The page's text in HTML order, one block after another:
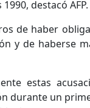
destacó AFP.
de haber
y de haberse
estas
durante un